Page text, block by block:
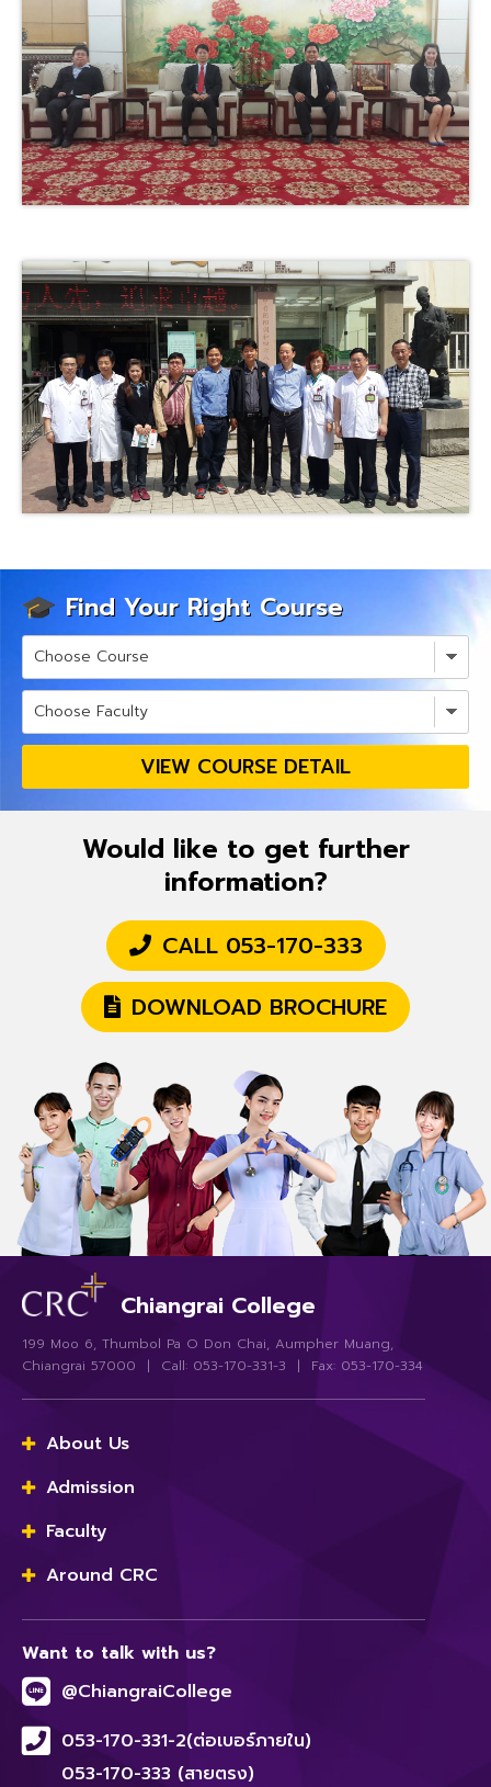
Find Your Right Course
VIEW COURSE DETAIL
Would like to get further
information?
CALL 053-170-333
DOWNLOAD BROCHURE
Chiangrai College
199 Moo 6, Thumbol Pa O Don Chai, Aumpher Muang,
Chiangrai 57000 | Call: 053-170-331-3 | Fax: 053-170-334
About Us
Admission
Faculty
Around CRC
Want to talk with us?
@ChiangraiCollege
053-170-331-2(ต่อเบอร์ภายใน)
053-170-333 (สายตรง)